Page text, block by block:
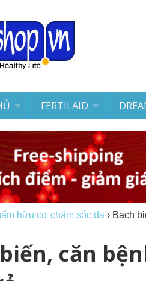
FERTILAID
hữu cơ chăm sóc da › Bạch
căn